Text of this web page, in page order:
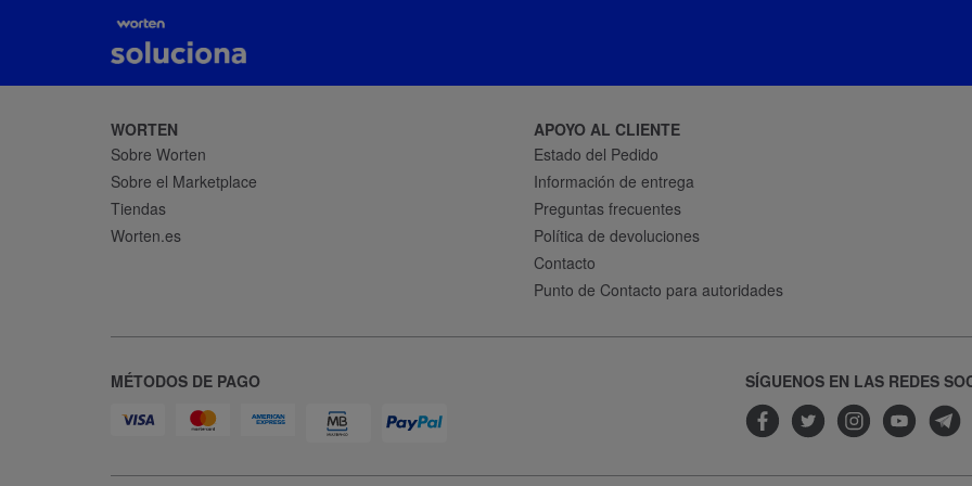
WORTEN
Sobre Worten
Sobre el Marketplace
Tiendas
Worten.es
APOYO AL CLIENTE
Estado del Pedido
Información de entrega
Preguntas frecuentes
Política de devoluciones
Contacto
Punto de Contacto para autoridades
MÉTODOS DE PAGO SÍGUENOS EN LAS REDES